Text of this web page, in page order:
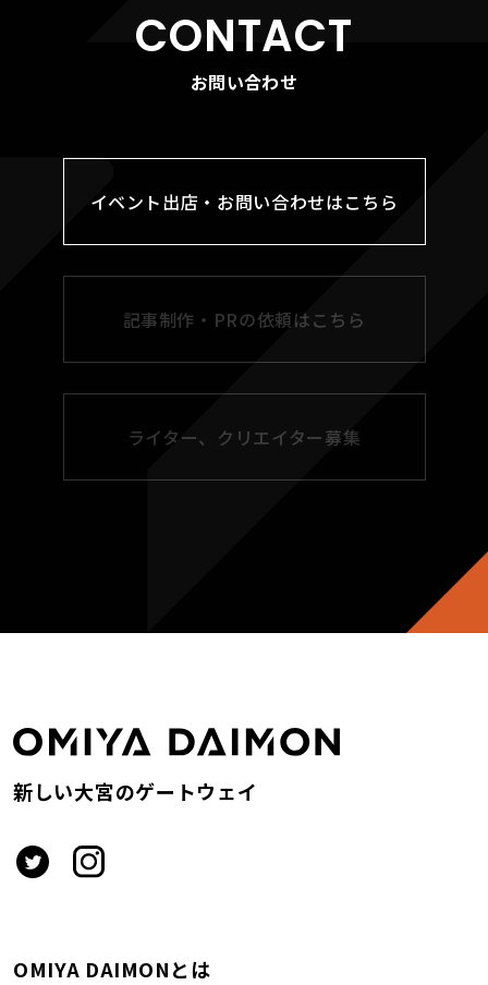
CONTACT
お問い合わせ
イベント出店・お問い合わせはこちら
記事制作・PRの依頼はこちら
ライター、クリエイター募集
新しい大宮のゲートウェイ
OMIYA DAIMONとは